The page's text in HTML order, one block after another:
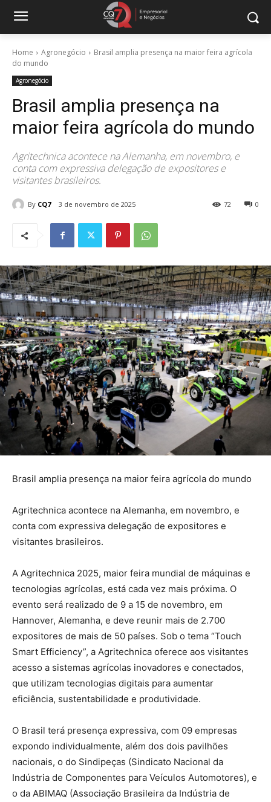
Home Agronegócio
Brasil amplia presença na maior feira agrícola
do mundo
Agronegócio
Brasil amplia presença na
maior feira agrícola do mundo
Agritechnica acontece na Alemanha, em novembro, e
conta com expressiva delegação de expositores e
visitantes brasileiros.
By CQ7 3 de novembro de 2025 0
72
Brasil amplia presença na maior feira agrícola do mundo
Agritechnica acontece na Alemanha, em novembro, e
conta com expressiva delegação de expositores e
visitantes brasileiros.
A Agritechnica 2025, maior feira mundial de máquinas e
tecnologias agrícolas, está cada vez mais próxima. O
evento será realizado de 9 a 15 de novembro, em
Hannover, Alemanha, e deve reunir mais de 2.700
expositores de mais de 50 países. Sob o tema “Touch
Smart Efficiency”, a Agritechnica oferece aos visitantes
acesso a sistemas agrícolas inovadores e conectados,
que utilizam tecnologias digitais para aumentar
eficiência, sustentabilidade e produtividade.
O Brasil terá presença expressiva, com 09 empresas
expondo individualmente, além dos dois pavilhões
nacionais, o do Sindipeças (Sindicato Nacional da
Indústria de Componentes para Veículos Automotores), e
o da ABIMAQ (Associação Brasileira da Indústria de